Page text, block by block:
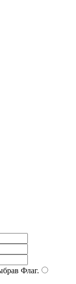
Флаг.